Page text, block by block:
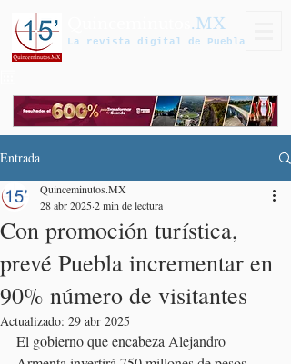
.MX
La revista digital de Puebla
Entrada
Con promoción turística,
prevé Puebla incrementar en
90% número de visitantes
Quinceminutos.MX
28 abr 20252 min de lectura
Actualizado: 29 abr 2025
El gobierno que encabeza Alejandro